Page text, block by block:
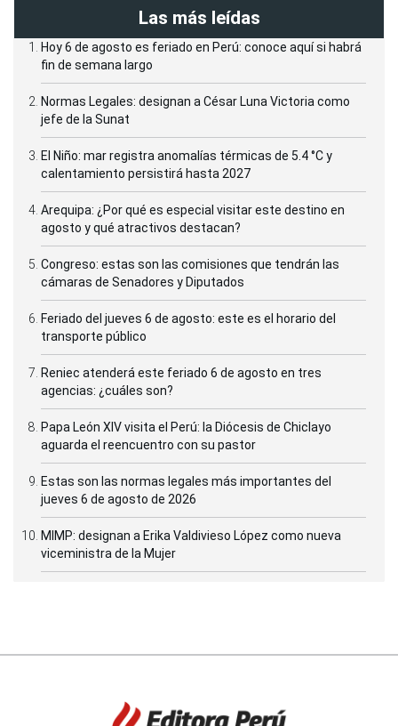
Las más leídas
Hoy 6 de agosto es feriado en Perú: conoce aquí si habrá
fin de semana largo
Normas Legales: designan a César Luna Victoria como
jefe de la Sunat
El Niño: mar registra anomalías térmicas de 5.4 °C y
calentamiento persistirá hasta 2027
Arequipa: ¿Por qué es especial visitar este destino en
agosto y qué atractivos destacan?
Congreso: estas son las comisiones que tendrán las
cámaras de Senadores y Diputados
Feriado del jueves 6 de agosto: este es el horario del
transporte público
Reniec atenderá este feriado 6 de agosto en tres
agencias: ¿cuáles son?
Papa León XIV visita el Perú: la Diócesis de Chiclayo
aguarda el reencuentro con su pastor
Estas son las normas legales más importantes del
jueves 6 de agosto de 2026
MIMP: designan a Erika Valdivieso López como nueva
viceministra de la Mujer